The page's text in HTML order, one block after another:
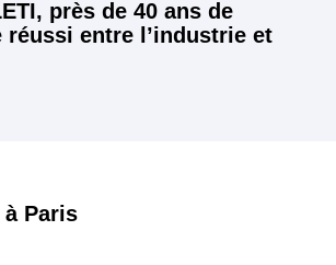
près de 40 ans de
entre l’industrie et
à Paris